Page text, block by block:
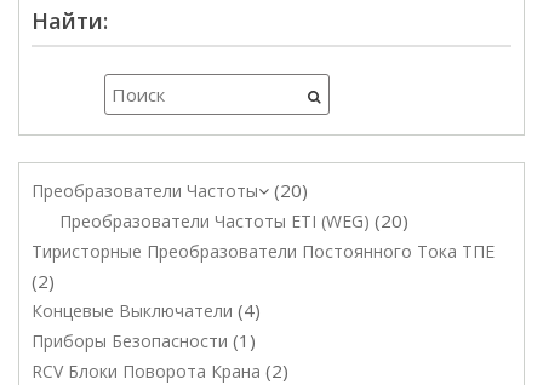
Найти:
Преобразователи Частоты 20
Преобразователи Частоты ETI (WEG) 20
Тиристорные Преобразователи Постоянного Тока ТПЕ
2
Концевые Выключатели 4
Приборы Безопасности 1
RCV Блоки Поворота Крана 2